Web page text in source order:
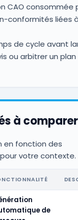
CAO consommée
conformités liées
de cycle avant
ou arbitrer un
à comparer
en fonction des
votre contexte.
de